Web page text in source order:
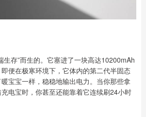
生存”而生的。它塞进了一块高达10200mAh
便在极寒环境下，它体内的第二代半固态
宝宝一样，稳稳地输出电力。当你那些拿
电宝时，你甚至还能靠着它连续刷24小时